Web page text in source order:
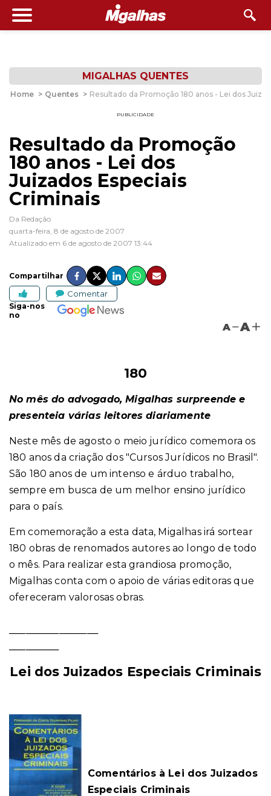
MIGALHAS QUENTES
Home > Quentes > Resultado da Promoção 180 anos - Lei dos
PUBLICIDADE
Resultado da Promoção
180 anos - Lei dos
Juizados Especiais
Criminais
Da Redação
quarta-feira, 8 de agosto de 2007
Atualizado em 6 de agosto de 2007 13:44
Compartilhar
Comentar
Siga-nos
no
A A
180
No mês do advogado, Migalhas surpreende e
presenteia várias leitores diariamente
Neste mês de agosto o meio jurídico comemora os
180 anos da criação dos "Cursos Jurídicos no Brasil".
São 180 anos de um intenso e árduo trabalho,
sempre em busca de um melhor ensino jurídico
para o país.
Em comemoração a esta data, Migalhas irá sortear
180 obras de renomados autores ao longo de todo
o mês. Para realizar esta grandiosa promoção,
Migalhas conta com o apoio de várias editoras que
ofereceram valorosas obras.
Lei dos Juizados Especiais Criminais
Comentários à Lei dos Juizados
Especiais Criminais